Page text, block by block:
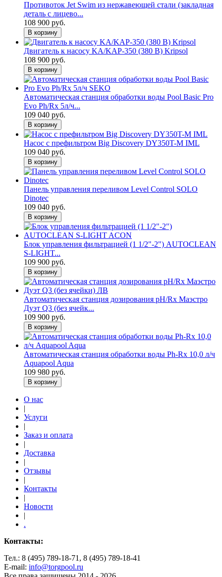
Противоток Jet Swim из нержавеющей стали (закладная
деталь с лицево...
108 900 руб.
В корзину
Двигатель к насосу KA/KAP-350 (380 В) Kripsol
108 900 руб.
В корзину
Автоматическая станция обработки воды Pool Basic Pro
Evo Ph/Rx 5л/ч...
109 040 руб.
В корзину
Насос с префильтром Big Discovery DY350T-M IML
109 040 руб.
В корзину
Панель управления переливом Level Control SOLO
Dinotec
109 040 руб.
В корзину
Блок управления фильтрацией (1 1/2"-2") AUTOCLEAN
S-LIGHT...
109 900 руб.
В корзину
Автоматическая станция дозирования рН/Rx Маэстро
Дуэт Q3 (без ячейк...
109 900 руб.
В корзину
Автоматическая станция обработки воды Ph-Rx 10,0 л/ч
Aquapool Aqua
109 980 руб.
В корзину
О нас
|
Услуги
|
Заказ и оплата
|
Доставка
|
Отзывы
|
Контакты
|
Новости
|
.
Контакты:
Тел.: 8 (495) 789-18-71, 8 (495) 789-18-41
E-mail: info@torgpool.ru